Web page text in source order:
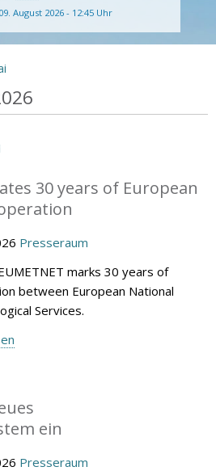
August 2026 - 12:45 Uhr
30 years of European
Presseraum
marks 30 years of
between European National
Services.
ein
Presseraum